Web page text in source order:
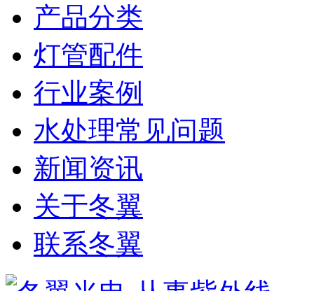
产品分类
灯管配件
行业案例
水处理常见问题
新闻资讯
关于冬翼
联系冬翼